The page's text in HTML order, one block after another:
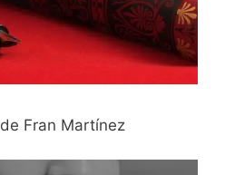
de Fran Martínez